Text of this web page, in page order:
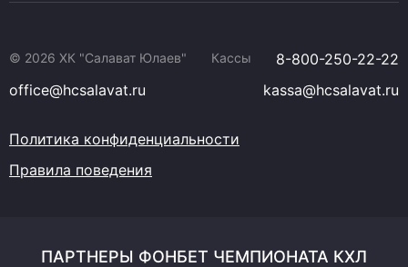
© 2026 ХК "Салават Юлаев" Кассы
8-800-250-22-22
office@hcsalavat.ru
kassa@hcsalavat.ru
Политика конфиденциальности
Правила поведения
ПАРТНЕРЫ ФОНБЕТ ЧЕМПИОНАТА КХЛ